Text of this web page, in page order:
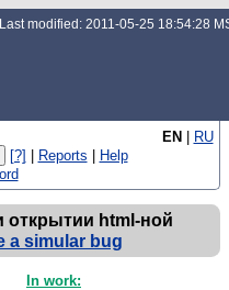
Last modified: 2011-05-25 18:54:28
EN | RU
[?] | Reports | Help
открытии html-ной
a simular bug
In work: